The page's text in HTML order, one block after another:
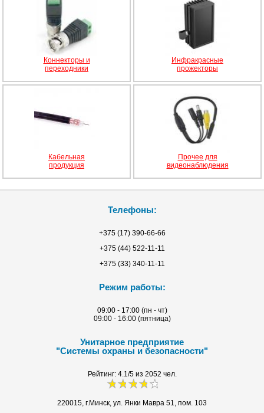
Коннекторы и
переходники
Инфракрасные
прожекторы
Кабельная
продукция
Прочее для
видеонаблюдения
Телефоны:
+375 (17) 390-66-66
+375 (44) 522-11-11
+375 (33) 340-11-11
Режим работы:
09:00 - 17:00 (пн - чт)
09:00 - 16:00 (пятница)
Унитарное предприятие
"Системы охраны и безопасности"
Рейтинг:4.1/5 из 2052 чел.
220015, г.Минск, ул. Янки Мавра 51, пом. 103